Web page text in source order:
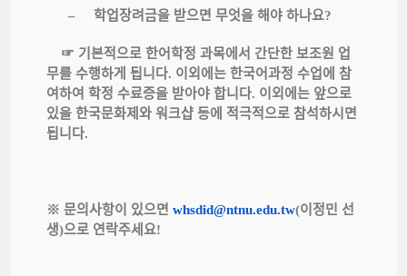
– 학업장려금을 받으면 무엇을 해야 하나요?
☞ 기본적으로 한어학정 과목에서 간단한 보조원 업
무를 수행하게 됩니다. 이외에는 한국어과정 수업에 참
여하여 학정 수료증을 받아야 합니다. 이외에는 앞으로
있을 한국문화제와 워크샵 등에 적극적으로 참석하시면
됩니다.
※문의사항이 있으면 whsdid@ntnu.edu.tw(이정민 선
생)으로 연락주세요!